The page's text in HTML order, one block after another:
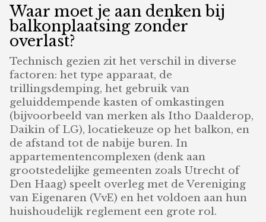
Waar moet je aan denken bij
balkonplaatsing zonder
overlast?
Technisch gezien zit het verschil in diverse
factoren: het type apparaat, de
trillingsdemping, het gebruik van
geluiddempende kasten of omkastingen
(bijvoorbeeld van merken als Itho Daalderop,
Daikin of LG), locatiekeuze op het balkon, en
de afstand tot de nabije buren. In
appartementencomplexen (denk aan
grootstedelijke gemeenten zoals Utrecht of
Den Haag) speelt overleg met de Vereniging
van Eigenaren (VvE) en het voldoen aan hun
huishoudelijk reglement een grote rol.